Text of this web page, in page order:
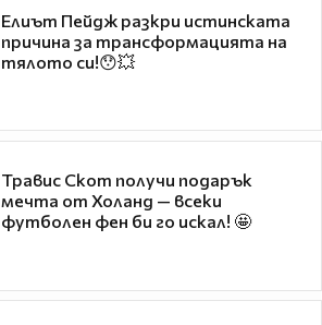
Елиът Пейдж разкри истинската
причина за трансформацията на
тялото си!😯💥
Травис Скот получи подарък
мечта от Холанд — всеки
футболен фен би го искал! 🤩